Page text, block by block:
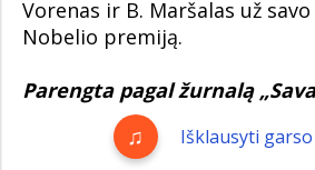
Vorenas ir B. Maršalas už
Nobelio premiją.
Parengta pagal žurnalą
Išklausyti